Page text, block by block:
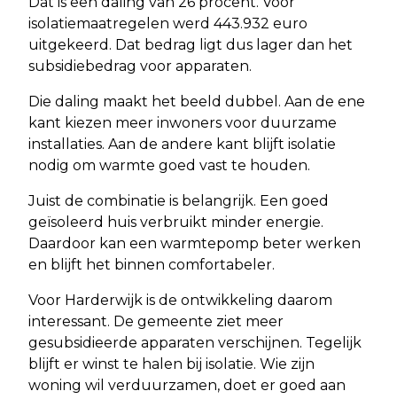
isolatiemaatregelen werd 443.932 euro
uitgekeerd. Dat bedrag ligt dus lager dan het
subsidiebedrag voor apparaten.
Die daling maakt het beeld dubbel. Aan de ene
kant kiezen meer inwoners voor duurzame
installaties. Aan de andere kant blijft isolatie
nodig om warmte goed vast te houden.
Juist de combinatie is belangrijk. Een goed
geïsoleerd huis verbruikt minder energie.
Daardoor kan een warmtepomp beter werken
en blijft het binnen comfortabeler.
Voor Harderwijk is de ontwikkeling daarom
interessant. De gemeente ziet meer
gesubsidieerde apparaten verschijnen. Tegelijk
blijft er winst te halen bij isolatie. Wie zijn
woning wil verduurzamen, doet er goed aan